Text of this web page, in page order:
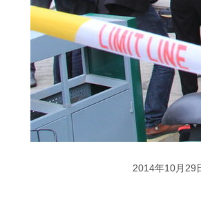
2014年10月29日